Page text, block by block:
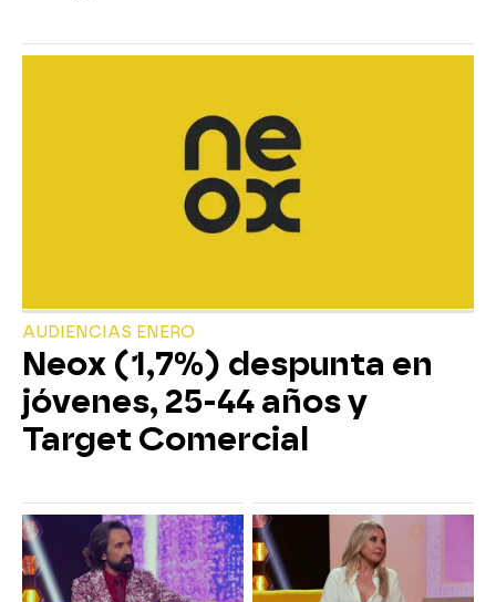
AUDIENCIAS ENERO
Neox (1,7%) despunta en
jóvenes, 25-44 años y
Target Comercial